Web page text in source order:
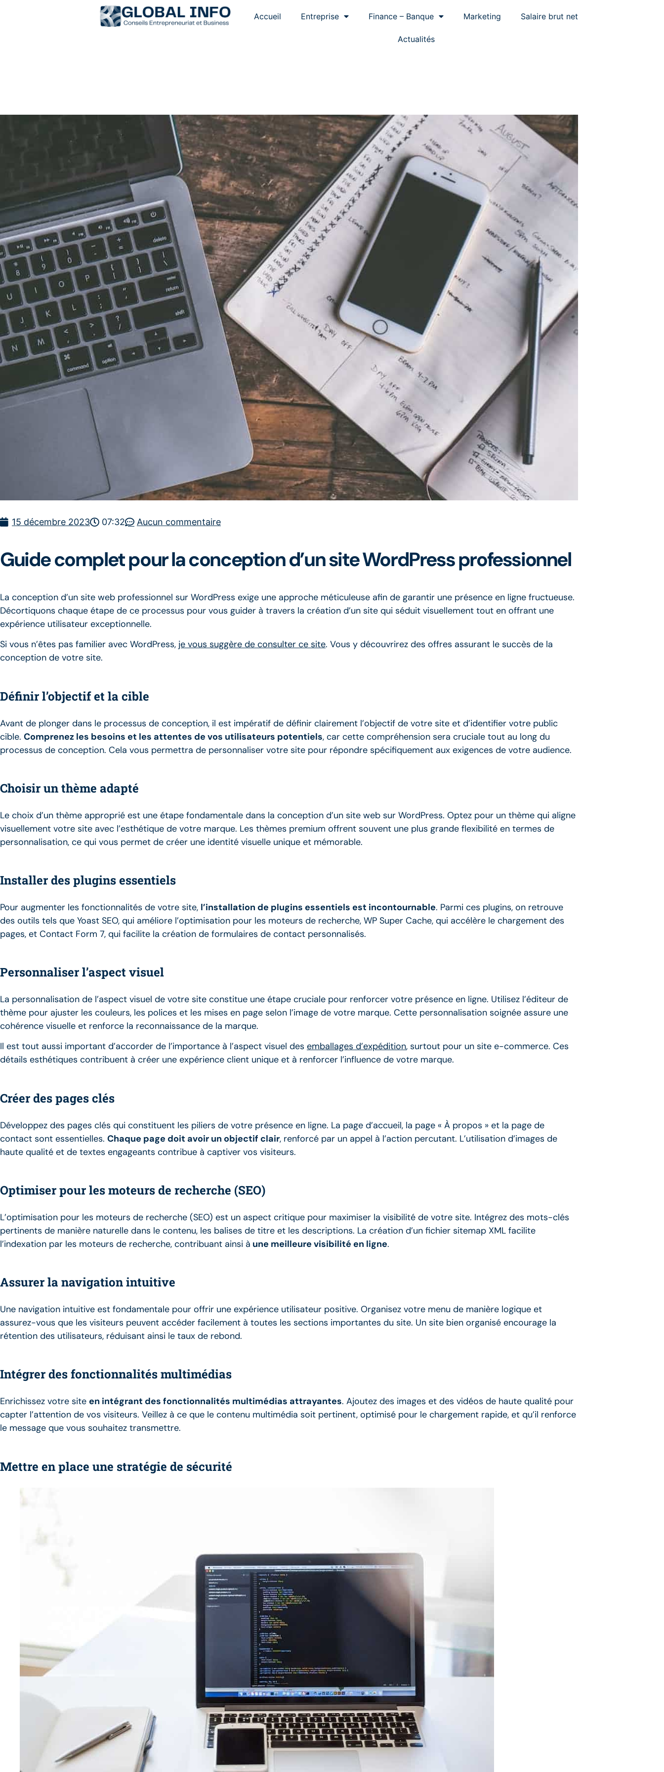
Accueil Entreprise Finance – Banque Marketing Salaire brut net
Actualités
15 décembre 2023 07:32 Aucun commentaire
Guide complet pour la conception d’un site WordPress professionnel
La conception d’un site web professionnel sur WordPress exige une approche méticuleuse afin de garantir une présence en ligne fructueuse.
Décortiquons chaque étape de ce processus pour vous guider à travers la création d’un site qui séduit visuellement tout en offrant une
expérience utilisateur exceptionnelle.
Si vous n’êtes pas familier avec WordPress, je vous suggère de consulter ce site. Vous y découvrirez des offres assurant le succès de la
conception de votre site.
Définir l’objectif et la cible
Avant de plonger dans le processus de conception, il est impératif de définir clairement l’objectif de votre site et d’identifier votre public
cible. Comprenez les besoins et les attentes de vos utilisateurs potentiels, car cette compréhension sera cruciale tout au long du
processus de conception. Cela vous permettra de personnaliser votre site pour répondre spécifiquement aux exigences de votre audience.
Choisir un thème adapté
Le choix d’un thème approprié est une étape fondamentale dans la conception d’un site web sur WordPress. Optez pour un thème qui aligne
visuellement votre site avec l’esthétique de votre marque. Les thèmes premium offrent souvent une plus grande flexibilité en termes de
personnalisation, ce qui vous permet de créer une identité visuelle unique et mémorable.
Installer des plugins essentiels
Pour augmenter les fonctionnalités de votre site, l’installation de plugins essentiels est incontournable. Parmi ces plugins, on retrouve
des outils tels que Yoast SEO, qui améliore l’optimisation pour les moteurs de recherche, WP Super Cache, qui accélère le chargement des
pages, et Contact Form 7, qui facilite la création de formulaires de contact personnalisés.
Personnaliser l’aspect visuel
La personnalisation de l’aspect visuel de votre site constitue une étape cruciale pour renforcer votre présence en ligne. Utilisez l’éditeur de
thème pour ajuster les couleurs, les polices et les mises en page selon l’image de votre marque. Cette personnalisation soignée assure une
cohérence visuelle et renforce la reconnaissance de la marque.
Il est tout aussi important d’accorder de l’importance à l’aspect visuel des emballages d’expédition, surtout pour un site e-commerce. Ces
détails esthétiques contribuent à créer une expérience client unique et à renforcer l’influence de votre marque.
Créer des pages clés
Développez des pages clés qui constituent les piliers de votre présence en ligne. La page d’accueil, la page « À propos » et la page de
contact sont essentielles. Chaque page doit avoir un objectif clair, renforcé par un appel à l’action percutant. L’utilisation d’images de
haute qualité et de textes engageants contribue à captiver vos visiteurs.
Optimiser pour les moteurs de recherche (SEO)
L’optimisation pour les moteurs de recherche (SEO) est un aspect critique pour maximiser la visibilité de votre site. Intégrez des mots-clés
pertinents de manière naturelle dans le contenu, les balises de titre et les descriptions. La création d’un fichier sitemap XML facilite
l’indexation par les moteurs de recherche, contribuant ainsi à une meilleure visibilité en ligne.
Assurer la navigation intuitive
Une navigation intuitive est fondamentale pour offrir une expérience utilisateur positive. Organisez votre menu de manière logique et
assurez-vous que les visiteurs peuvent accéder facilement à toutes les sections importantes du site. Un site bien organisé encourage la
rétention des utilisateurs, réduisant ainsi le taux de rebond.
Intégrer des fonctionnalités multimédias
Enrichissez votre site en intégrant des fonctionnalités multimédias attrayantes. Ajoutez des images et des vidéos de haute qualité pour
capter l’attention de vos visiteurs. Veillez à ce que le contenu multimédia soit pertinent, optimisé pour le chargement rapide, et qu’il renforce
le message que vous souhaitez transmettre.
Mettre en place une stratégie de sécurité